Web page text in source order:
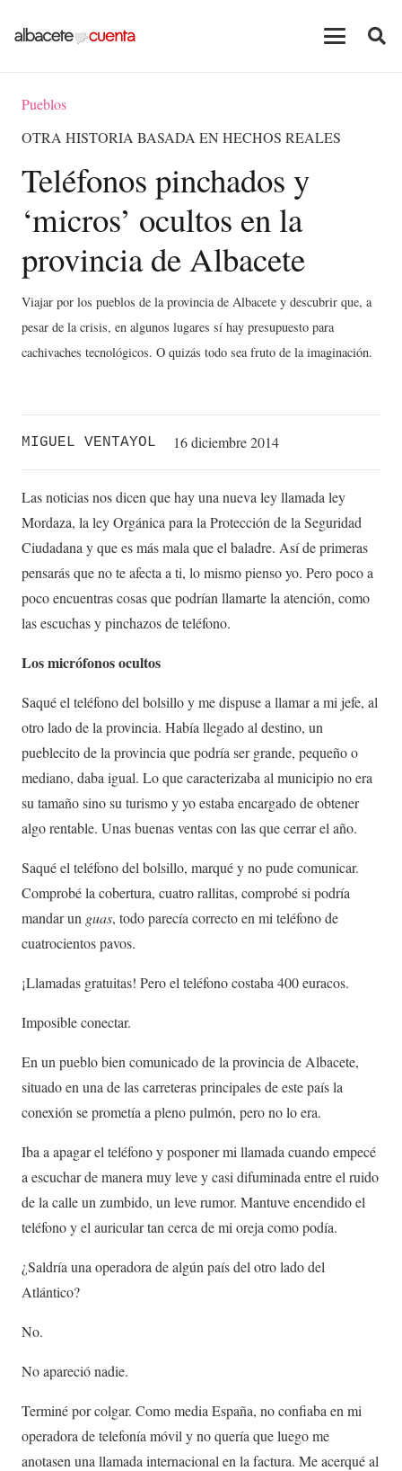
Pueblos
OTRA HISTORIA BASADA EN HECHOS REALES
Teléfonos pinchados y
‘micros’ ocultos en la
provincia de Albacete
Viajar por los pueblos de la provincia de Albacete y descubrir que, a
pesar de la crisis, en algunos lugares sí hay presupuesto para
cachivaches tecnológicos. O quizás todo sea fruto de la imaginación.
MIGUEL VENTAYOL 16 diciembre 2014
Las noticias nos dicen que hay una nueva ley llamada ley
Mordaza, la ley Orgánica para la Protección de la Seguridad
Ciudadana y que es más mala que el baladre. Así de primeras
pensarás que no te afecta a ti, lo mismo pienso yo. Pero poco a
poco encuentras cosas que podrían llamarte la atención, como
las escuchas y pinchazos de teléfono.
Los micrófonos ocultos
Saqué el teléfono del bolsillo y me dispuse a llamar a mi jefe, al
otro lado de la provincia. Había llegado al destino, un
pueblecito de la provincia que podría ser grande, pequeño o
mediano, daba igual. Lo que caracterizaba al municipio no era
su tamaño sino su turismo y yo estaba encargado de obtener
algo rentable. Unas buenas ventas con las que cerrar el año.
Saqué el teléfono del bolsillo, marqué y no pude comunicar.
Comprobé la cobertura, cuatro rallitas, comprobé si podría
mandar un guas, todo parecía correcto en mi teléfono de
cuatrocientos pavos.
¡Llamadas gratuitas! Pero el teléfono costaba 400 euracos.
Imposible conectar.
En un pueblo bien comunicado de la provincia de Albacete,
situado en una de las carreteras principales de este país la
conexión se prometía a pleno pulmón, pero no lo era.
Iba a apagar el teléfono y posponer mi llamada cuando empecé
a escuchar de manera muy leve y casi difuminada entre el ruido
de la calle un zumbido, un leve rumor. Mantuve encendido el
teléfono y el auricular tan cerca de mi oreja como podía.
¿Saldría una operadora de algún país del otro lado del
Atlántico?
No.
No apareció nadie.
Terminé por colgar. Como media España, no confiaba en mi
operadora de telefonía móvil y no quería que luego me
anotasen una llamada internacional en la factura. Me acerqué al